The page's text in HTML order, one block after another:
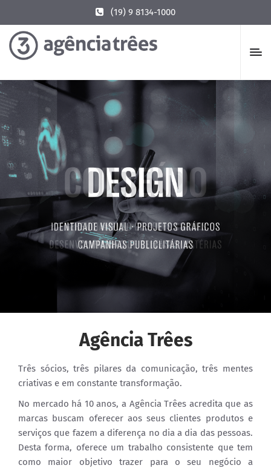
(19) 9 8134-1000
Agência Trêes
Três sócios, três pilares da comunicação, três mentes
criativas e em constante transformação.
No mercado há 10 anos, a Agência Trêes acredita que as
marcas buscam oferecer aos seus clientes produtos e
serviços que fazem a diferença no dia a dia das pessoas.
Desta forma, oferece um trabalho consistente que tem
como maior objetivo trazer para o seu negócio a